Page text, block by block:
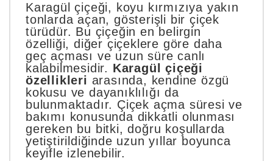
Karagül çiçeği, koyu kırmızıya yakın
tonlarda açan, gösterişli bir çiçek
türüdür. Bu çiçeğin en belirgin
özelliği, diğer çiçeklere göre daha
geç açması ve uzun süre canlı
kalabilmesidir. Karagül çiçeği
özellikleri arasında, kendine özgü
kokusu ve dayanıklılığı da
bulunmaktadır. Çiçek açma süresi ve
bakımı konusunda dikkatli olunması
gereken bu bitki, doğru koşullarda
yetiştirildiğinde uzun yıllar boyunca
keyifle izlenebilir.